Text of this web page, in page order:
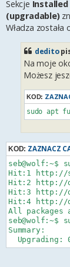
Sekcje
(upgradable)
Władza została
dedito
Na moje
Możesz
KOD:
KOD: ZAZNACZ
seb@wolf:~$
Hit:1
Hit:2
Hit:3 http://
Hit:4 http://
All
seb@wolf:~$